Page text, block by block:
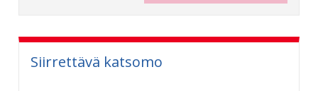
Siirrettävä katsomo